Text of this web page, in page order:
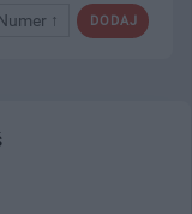
DODAJ
↑